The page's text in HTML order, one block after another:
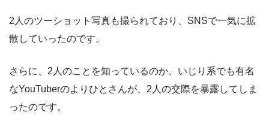
2人のツーショット写真も撮られており、SNSで一気に拡
散していったのです。
さらに、2人のことを知っているのか、いじり系でも有名
なYouTuberのよりひとさんが、2人の交際を暴露してしま
ったのです。